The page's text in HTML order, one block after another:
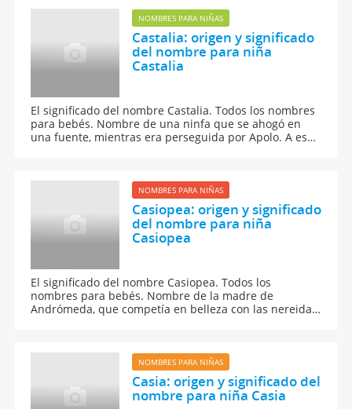
NOMBRES PARA NIÑAS
Castalia: origen y significado
del nombre para niña
Castalia
El significado del nombre Castalia. Todos los nombres
para bebés. Nombre de una ninfa que se ahogó en
una fuente, mientras era perseguida por Apolo. A esa
NOMBRES PARA NIÑAS
Casiopea: origen y significado
del nombre para niña
Casiopea
El significado del nombre Casiopea. Todos los
nombres para bebés. Nombre de la madre de
Andrómeda, que competía en belleza con las nereidas,
NOMBRES PARA NIÑAS
Casia: origen y significado del
nombre para niña Casia